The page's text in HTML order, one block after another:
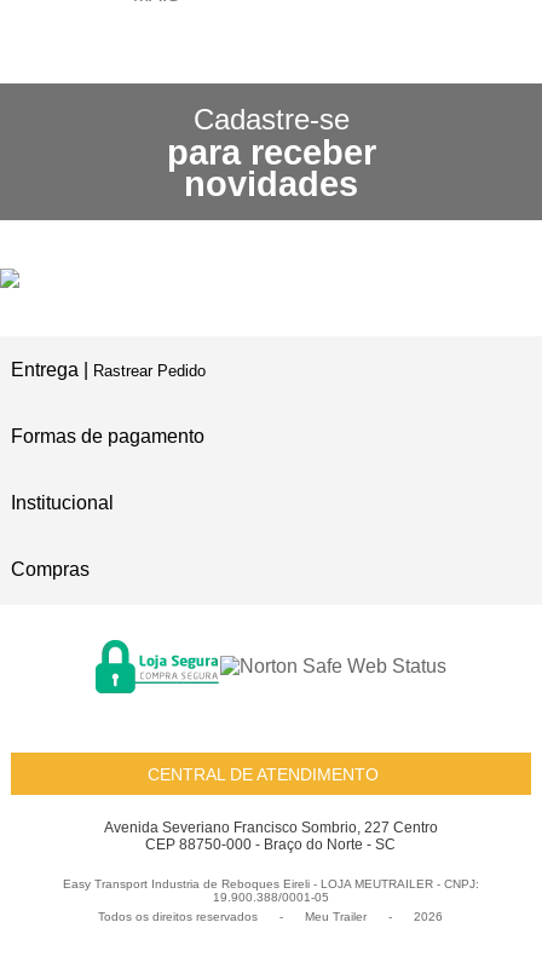
POLÍTICA DE FRETE GRÁTIS
3X SEM JUROS
NO CARTÃO DE CRÉDITO
Cadastre-se
para receber
novidades
Entrega | Rastrear Pedido
Formas de pagamento
Institucional
Compras
CENTRAL DE ATENDIMENTO
Avenida Severiano Francisco Sombrio, 227 Centro
CEP 88750-000 - Braço do Norte - SC
Easy Transport Industria de Reboques Eireli - LOJA MEUTRAILER - CNPJ:
19.900.388/0001-05
Todos os direitos reservados
- Meu Trailer - 2026